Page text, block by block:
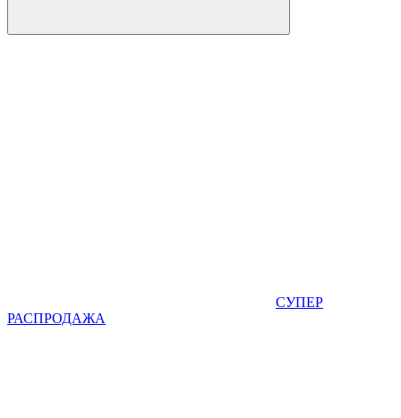
СУПЕР
РАСПРОДАЖА